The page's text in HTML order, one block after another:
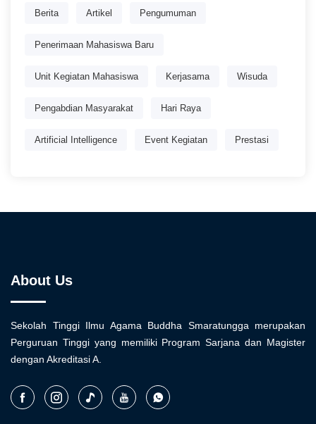
Berita Artikel Pengumuman
Penerimaan Mahasiswa Baru
Unit Kegiatan Mahasiswa Kerjasama Wisuda
Pengabdian Masyarakat Hari Raya
Artificial Intelligence Event Kegiatan Prestasi
About Us
Sekolah Tinggi Ilmu Agama Buddha Smaratungga merupakan
Perguruan Tinggi yang memiliki Program Sarjana dan Magister
dengan Akreditasi A.